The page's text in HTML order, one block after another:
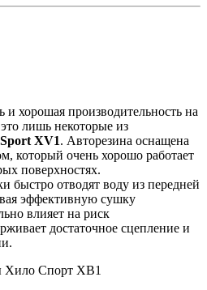
и хорошая производительность на
лишь некоторые из
XV1. Авторезина оснащена
который очень хорошо работает
поверхностях.
быстро отводят воду из передней
эффективную сушку
влияет на риск
достаточное сцепление и
Хило Спорт ХВ1